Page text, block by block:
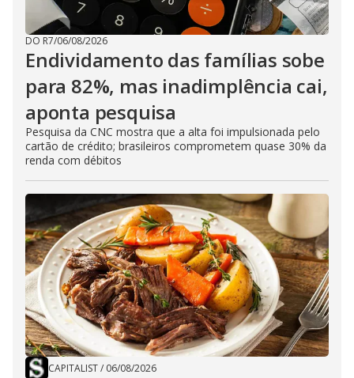
DO R7/06/08/2026
Endividamento das famílias sobe
para 82%, mas inadimplência cai,
aponta pesquisa
Pesquisa da CNC mostra que a alta foi impulsionada pelo
cartão de crédito; brasileiros comprometem quase 30% da
renda com débitos
CAPITALIST/ 06/08/2026